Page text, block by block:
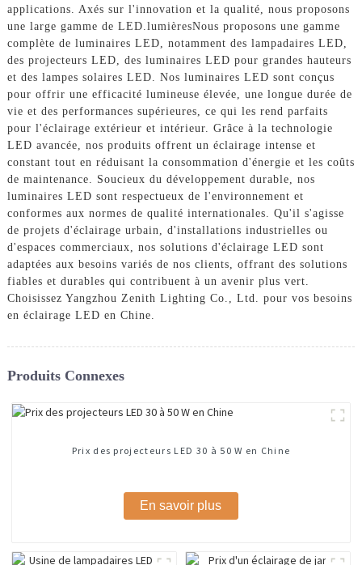
applications. Axés sur l'innovation et la qualité, nous proposons
une large gamme de LED.lumièresNous proposons une gamme
complète de luminaires LED, notamment des lampadaires LED,
des projecteurs LED, des luminaires LED pour grandes hauteurs
et des lampes solaires LED. Nos luminaires LED sont conçus
pour offrir une efficacité lumineuse élevée, une longue durée de
vie et des performances supérieures, ce qui les rend parfaits
pour l'éclairage extérieur et intérieur. Grâce à la technologie
LED avancée, nos produits offrent un éclairage intense et
constant tout en réduisant la consommation d'énergie et les coûts
de maintenance. Soucieux du développement durable, nos
luminaires LED sont respectueux de l'environnement et
conformes aux normes de qualité internationales. Qu'il s'agisse
de projets d'éclairage urbain, d'installations industrielles ou
d'espaces commerciaux, nos solutions d'éclairage LED sont
adaptées aux besoins variés de nos clients, offrant des solutions
fiables et durables qui contribuent à un avenir plus vert.
Choisissez Yangzhou Zenith Lighting Co., Ltd. pour vos besoins
en éclairage LED en Chine.
Produits Connexes
Prix ​​des projecteurs LED 30 à 50 W en Chine
En savoir plus